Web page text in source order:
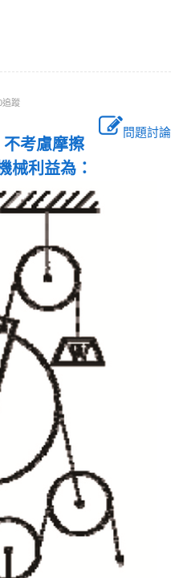
追蹤
問題討論
考慮摩擦
械利益為：